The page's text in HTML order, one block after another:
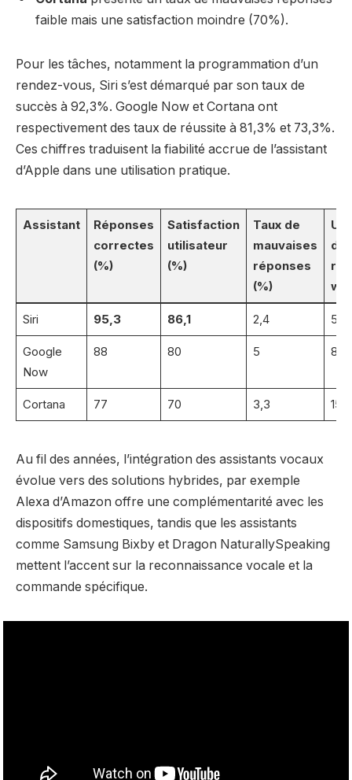
faible mais une satisfaction moindre (70%).
Pour les tâches, notamment la programmation d’un
rendez-vous, Siri s’est démarqué par son taux de
succès à 92,3%. Google Now et Cortana ont
respectivement des taux de réussite à 81,3% et 73,3%.
Ces chiffres traduisent la fiabilité accrue de l’assistant
d’Apple dans une utilisation pratique.
Assistant
Réponses
correctes
(%)
Satisfaction
utilisateur
(%)
Taux de
mauvaises
réponses
(%)
de
Siri 95,3 86,1 2,4 5
Google
Now
88 80 5 80
Cortana 77 70 3,3 15
Au fil des années, l’intégration des assistants vocaux
évolue vers des solutions hybrides, par exemple
Alexa d’Amazon offre une complémentarité avec les
dispositifs domestiques, tandis que les assistants
comme Samsung Bixby et Dragon NaturallySpeaking
mettent l’accent sur la reconnaissance vocale et la
commande spécifique.